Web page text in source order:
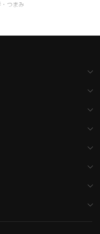
つまみ